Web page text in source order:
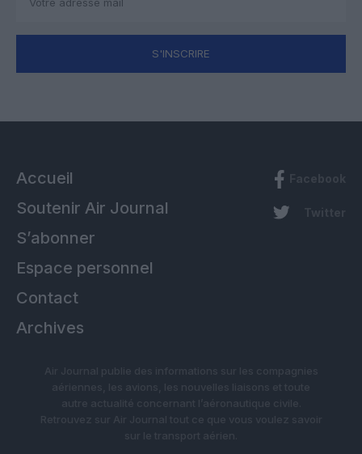
S'INSCRIRE
Accueil
Soutenir Air Journal
S’abonner
Espace personnel
Contact
Archives